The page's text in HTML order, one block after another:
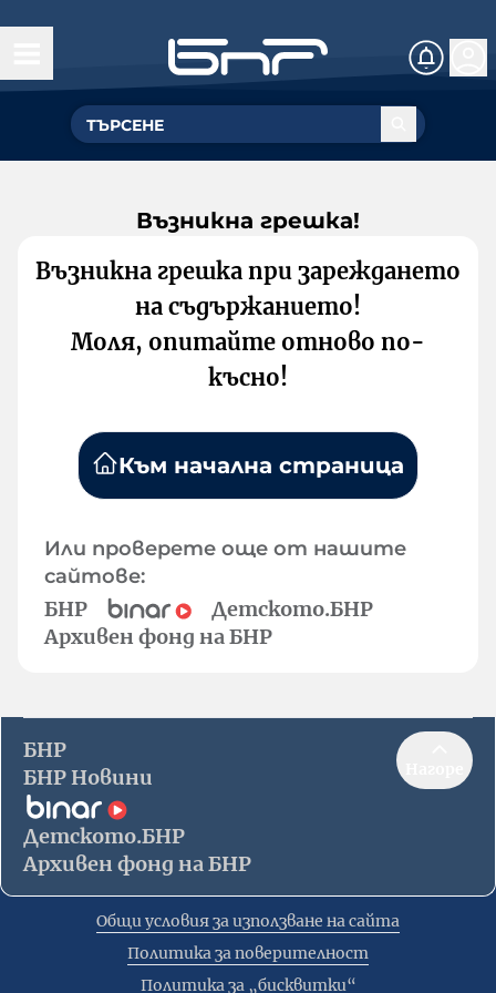
Възникна грешка!
Възникна грешка при зареждането
на съдържанието!
Моля, опитайте отново по-
късно!
Към начална страница
Или проверете още от нашите
сайтове:
БНР
Детското.БНР
Архивен фонд на БНР
БНР
БНР Новини
Детското.БНР
Архивен фонд на БНР
Общи условия за използване на сайта
Политика за поверителност
Политика за „бисквитки“